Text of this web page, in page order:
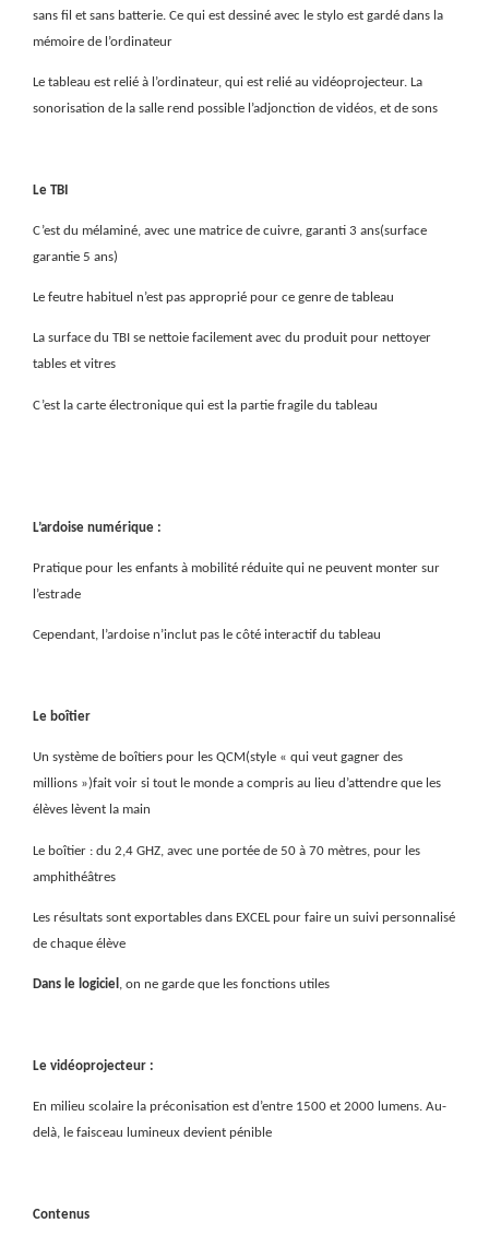
sans fil et sans batterie. Ce qui est dessiné avec le stylo est gardé dans la
mémoire de l’ordinateur
Le tableau est relié à l’ordinateur, qui est relié au vidéoprojecteur. La
sonorisation de la salle rend possible l’adjonction de vidéos, et de sons
Le TBI
C’est du mélaminé, avec une matrice de cuivre, garanti 3 ans(surface
garantie 5 ans)
Le feutre habituel n’est pas approprié pour ce genre de tableau
La surface du TBI se nettoie facilement avec du produit pour nettoyer
tables et vitres
C’est la carte électronique qui est la partie fragile du tableau
L’ardoise numérique :
Pratique pour les enfants à mobilité réduite qui ne peuvent monter sur
l’estrade
Cependant, l’ardoise n’inclut pas le côté interactif du tableau
Le boîtier
Un système de boîtiers pour les QCM(style « qui veut gagner des
millions »)fait voir si tout le monde a compris au lieu d’attendre que les
élèves lèvent la main
Le boîtier : du 2,4 GHZ, avec une portée de 50 à 70 mètres, pour les
amphithéâtres
Les résultats sont exportables dans EXCEL pour faire un suivi personnalisé
de chaque élève
Dans le logiciel , on ne garde que les fonctions utiles
Le vidéoprojecteur :
En milieu scolaire la préconisation est d’entre 1500 et 2000 lumens. Au-
delà, le faisceau lumineux devient pénible
Contenus